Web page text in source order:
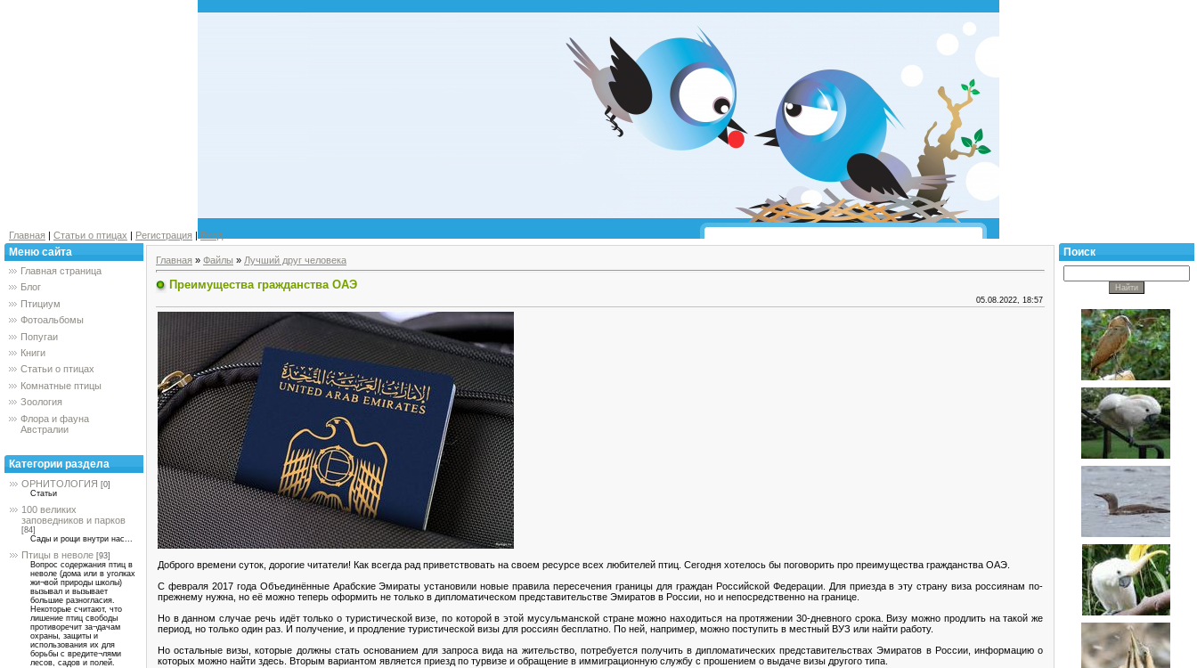
Главная | Статьи о птицах | Регистрация | Вход
Меню сайта
Главная страница
Блог
Птициум
Фотоальбомы
Попугаи
Книги
Статьи о птицах
Комнатные птицы
Зоология
Флора и фауна
Австралии
Категории раздела
ОРНИТОЛОГИЯ [0]
Статьи
100 великих
заповедников и парков
[84]
Сады и рощи внутри нас...
Птицы в неволе [93]
Вопрос содержания птиц в
неволе (дома или в уголках
жи¬вой природы школы)
вызывал и вызывает
большие разногласия.
Некоторые считают, что
лишение птиц свободы
противоречит за¬дачам
охраны, защиты и
использования их для
борьбы с вредите¬лями
лесов, садов и полей.
Главная » Файлы » Лучший друг человека
Преимущества гражданства ОАЭ
05.08.2022, 18:57
Доброго времени суток, дорогие читатели! Как всегда рад приветствовать на своем ресурсе всех любителей птиц. Сегодня хотелось бы поговорить про преимущества гражданства ОАЭ.
С февраля 2017 года Объединённые Арабские Эмираты установили новые правила пересечения границы для граждан Российской Федерации. Для приезда в эту страну виза россиянам по-
прежнему нужна, но её можно теперь оформить не только в дипломатическом представительстве Эмиратов в России, но и непосредственно на границе.
Но в данном случае речь идёт только о туристической визе, по которой в этой мусульманской стране можно находиться на протяжении 30-дневного срока. Визу можно продлить на такой же
период, но только один раз. И получение, и продление туристической визы для россиян бесплатно. По ней, например, можно поступить в местный ВУЗ или найти работу.
Но остальные визы, которые должны стать основанием для запроса вида на жительство, потребуется получить в дипломатических представительствах Эмиратов в России, информацию о
которых можно найти здесь. Вторым вариантом является приезд по турвизе и обращение в иммиграционную службу с прошением о выдаче визы другого типа.
Поиск